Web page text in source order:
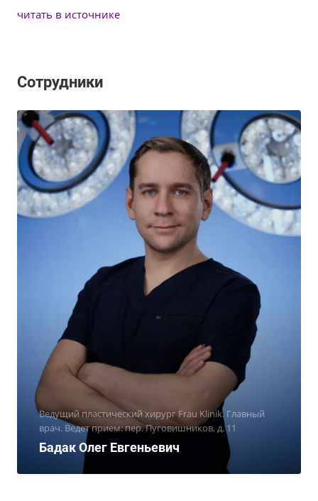
читать в источнике
Сотрудники
Ведущий пластический хирург Frau Klinik. Главный
врач. Ведет прием: пер. Пуговишников, д. 11
Бадак Олег Евгеньевич